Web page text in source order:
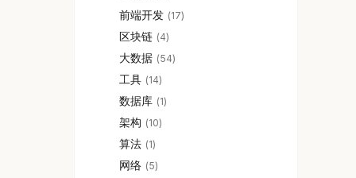
前端开发 17
区块链 4
大数据 54
工具 14
数据库 1
架构 10
算法 1
网络 5